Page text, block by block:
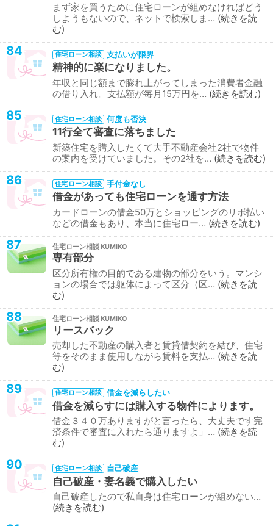
まず家を買うために住宅ローンが組めなければどう
しようもないので、ネットで検索しま… 続きを読
む
84 住宅ローン相談 支払いが限界
精神的に楽になりました。
年収と同じ額まで膨れ上がってしまった消費者金融
の借り入れ。支払額が毎月15万円を… 続きを読む
85 住宅ローン相談 何度も否決
11行全て審査に落ちました
新築住宅を購入したくて大手不動産会社2社で物件
の案内を受けていました。その2社を… 続きを読む
86 住宅ローン相談 手付金なし
借金があっても住宅ローンを通す方法
カードローンの借金50万とショッピングのリボ払い
などの借金もあり、本当に住宅ロー… 続きを読む
87 住宅ローン相談
専有部分
区分所有権の目的である建物の部分をいう。マンシ
ョンの場合では躯体によって区分（区… 続きを読
む
88 住宅ローン相談
リースバック
売却した不動産の購入者と賃貸借契約を結び、住宅
等をそのまま使用しながら賃料を支払… 続きを読
む
89 住宅ローン相談 借金を減らしたい
借金を減らすには購入する物件によります。
借金３４０万ありますがと言ったら、大丈夫です完
済条件で審査に入れたら通りますよ」… 続きを読
む
90 住宅ローン相談 自己破産
自己破産・妻名義で購入したい
自己破産したので私自身は住宅ローンが組めない…
続きを読む